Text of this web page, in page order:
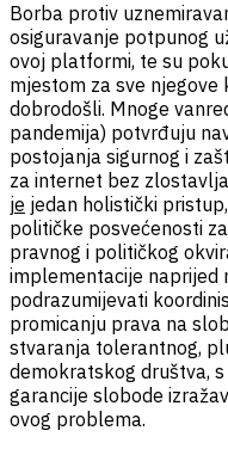
Borba protiv
osiguravanje potpunog
ovoj platformi, te su
mjestom za sve njegove
dobrodošli. Mnoge
pandemija) potvrđuju
postojanja sigurnog i
za internet bez
je jedan holistički
političke posvećenosti
pravnog i političkog
implementacije naprijed
podrazumijevati
promicanju prava na
stvaranja tolerantnog,
demokratskog društva,
garancije slobode
ovog problema.